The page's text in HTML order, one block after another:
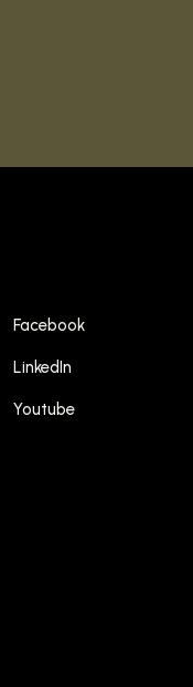
Facebook
LinkedIn
Youtube